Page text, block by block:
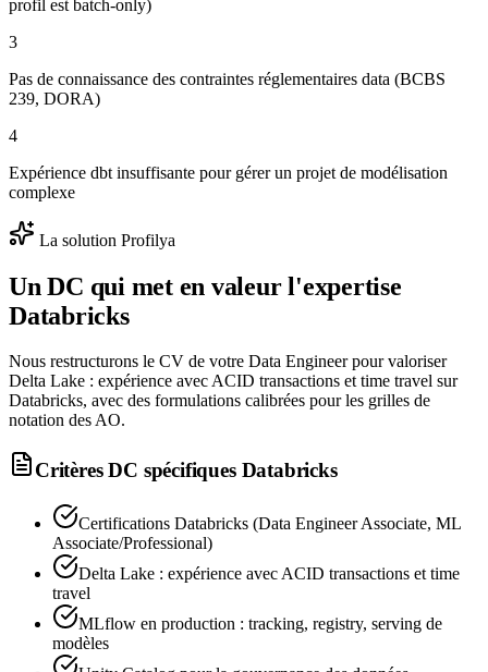
profil est batch-only)
3
Pas de connaissance des contraintes réglementaires data (BCBS
239, DORA)
4
Expérience dbt insuffisante pour gérer un projet de modélisation
complexe
La solution Profilya
Un DC qui met en valeur l'expertise
Databricks
Nous restructurons le CV de votre Data Engineer pour valoriser
Delta Lake : expérience avec ACID transactions et time travel sur
Databricks, avec des formulations calibrées pour les grilles de
notation des AO.
Critères DC spécifiques Databricks
Certifications Databricks (Data Engineer Associate, ML
Associate/Professional)
Delta Lake : expérience avec ACID transactions et time
travel
MLflow en production : tracking, registry, serving de
modèles